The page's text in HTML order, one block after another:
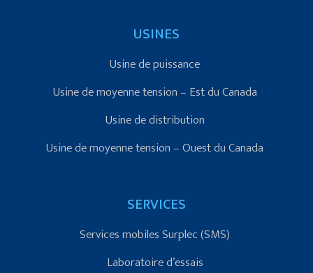
USINES
Usine de puissance
Usine de moyenne tension – Est du Canada
Usine de distribution
Usine de moyenne tension – Ouest du Canada
SERVICES
Services mobiles Surplec (SMS)
Laboratoire d’essais